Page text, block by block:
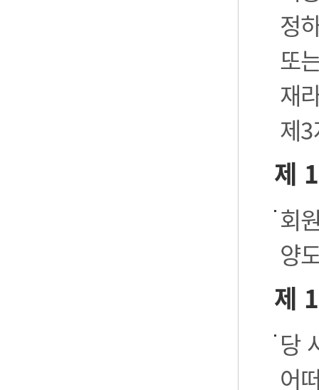
정
또
재
제
제
회
양
제
당
어